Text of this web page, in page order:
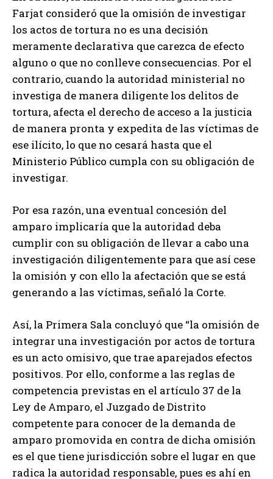
Farjat consideró que la omisión de investigar
los actos de tortura no es una decisión
meramente declarativa que carezca de efecto
alguno o que no conlleve consecuencias. Por el
contrario, cuando la autoridad ministerial no
investiga de manera diligente los delitos de
tortura, afecta el derecho de acceso a la justicia
de manera pronta y expedita de las víctimas de
ese ilícito, lo que no cesará hasta que el
Ministerio Público cumpla con su obligación de
investigar.
Por esa razón, una eventual concesión del
amparo implicaría que la autoridad deba
cumplir con su obligación de llevar a cabo una
investigación diligentemente para que así cese
la omisión y con ello la afectación que se está
generando a las víctimas, señaló la Corte.
Así, la Primera Sala concluyó que “la omisión de
integrar una investigación por actos de tortura
es un acto omisivo, que trae aparejados efectos
positivos. Por ello, conforme a las reglas de
competencia previstas en el artículo 37 de la
Ley de Amparo, el Juzgado de Distrito
competente para conocer de la demanda de
amparo promovida en contra de dicha omisión
es el que tiene jurisdicción sobre el lugar en que
radica la autoridad responsable, pues es ahí en